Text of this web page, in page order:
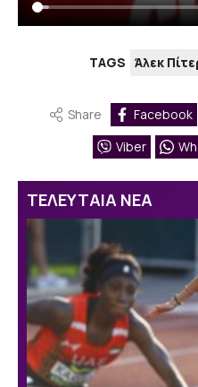
TAGS Άλεκ
Share Facebook
Viber
ΤΕΛΕΥΤΑΙΑ ΝΕΑ